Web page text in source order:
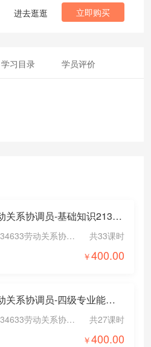
立即购买
进去逛逛
学习目录 学员评价
14634633劳动关系协调员-基础知识21321(课程精讲班)
教学计划：14634633劳动关系协调员-基础知识21321(课程精讲班)
共33课时
400.00
14634633劳动关系协调员-四级专业能力21408(课程精讲班)
教学计划：14634633劳动关系协调员-四级专业能力21408(课程精讲班)
共27课时
400.00